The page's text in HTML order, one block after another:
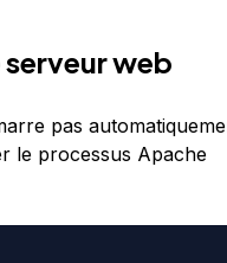
web
pas
le processus Apache